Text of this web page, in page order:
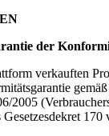
der
verkauften
2005
Gesetzesdekret 170